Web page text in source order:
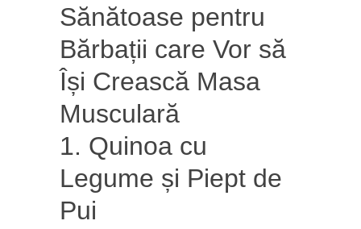
Sănătoase pentru
Bărbații care Vor să
Își Crească Masa
Musculară
1. Quinoa cu
Legume și Piept de
Pui